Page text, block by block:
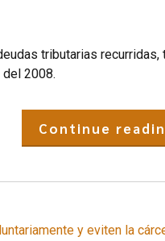
tributarias recurridas,
2008.
Continue